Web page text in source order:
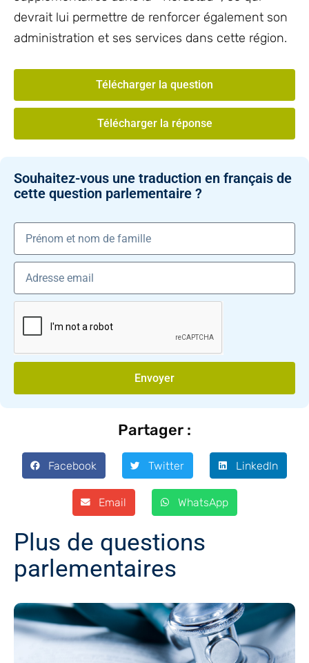
devrait lui permettre de renforcer également son
administration et ses services dans cette région.
Télécharger la question
Télécharger la réponse
Souhaitez-vous une traduction en français de
cette question parlementaire ?
Envoyer
Partager :
Facebook Twitter LinkedIn
Email WhatsApp
Plus de questions
parlementaires